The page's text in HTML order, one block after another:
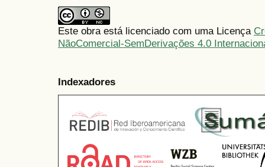
Este obra está licenciado com uma Licença
NãoComercial-SemDerivações 4.0
Indexadores